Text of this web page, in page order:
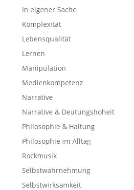
In eigener Sache
Komplexität
Lebensqualität
Lernen
Manipulation
Medienkompetenz
Narrative
Narrative & Deutungshoheit
Philosophie & Haltung
Philosophie im Alltag
Rockmusik
Selbstwahrnehmung
Selbstwirksamkeit